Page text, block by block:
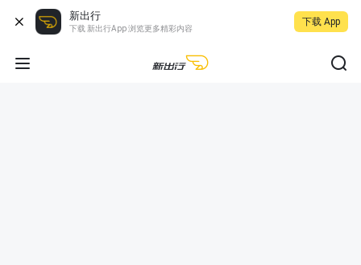
新出行
下载 新出行App 浏览更多精彩内容
下载 App